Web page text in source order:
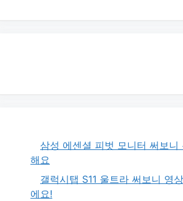
삼성 에센셜 피벗 모니터 써보니
해요
갤럭시탭 S11 울트라 써보니 영
에요!